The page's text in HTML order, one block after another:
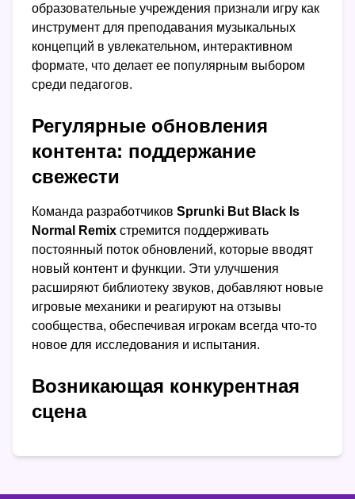
образовательные учреждения признали игру как
инструмент для преподавания музыкальных
концепций в увлекательном, интерактивном
формате, что делает ее популярным выбором
среди педагогов.
Регулярные обновления
контента: поддержание
свежести
Команда разработчиков Sprunki But Black Is
Normal Remix стремится поддерживать
постоянный поток обновлений, которые вводят
новый контент и функции. Эти улучшения
расширяют библиотеку звуков, добавляют новые
игровые механики и реагируют на отзывы
сообщества, обеспечивая игрокам всегда что-то
новое для исследования и испытания.
Возникающая конкурентная
сцена